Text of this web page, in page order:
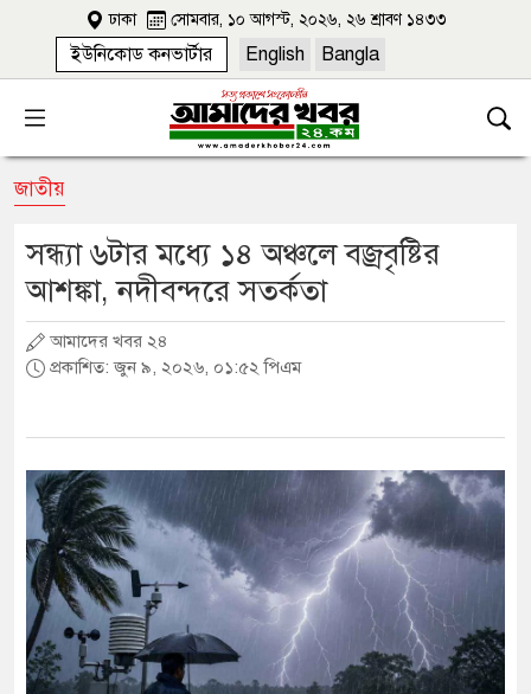
ঢাকা সোমবার, ১০ আগস্ট, ২০২৬, ২৬ শ্রাবণ ১৪৩৩
ইউনিকোড কনভার্টার English Bangla
জাতীয়
সন্ধ্যা ৬টার মধ্যে ১৪ অঞ্চলে বজ্রবৃষ্টির
আশঙ্কা, নদীবন্দরে সতর্কতা
আমাদের খবর ২৪
প্রকাশিত: জুন ৯, ২০২৬, ০১:৫২ পিএম